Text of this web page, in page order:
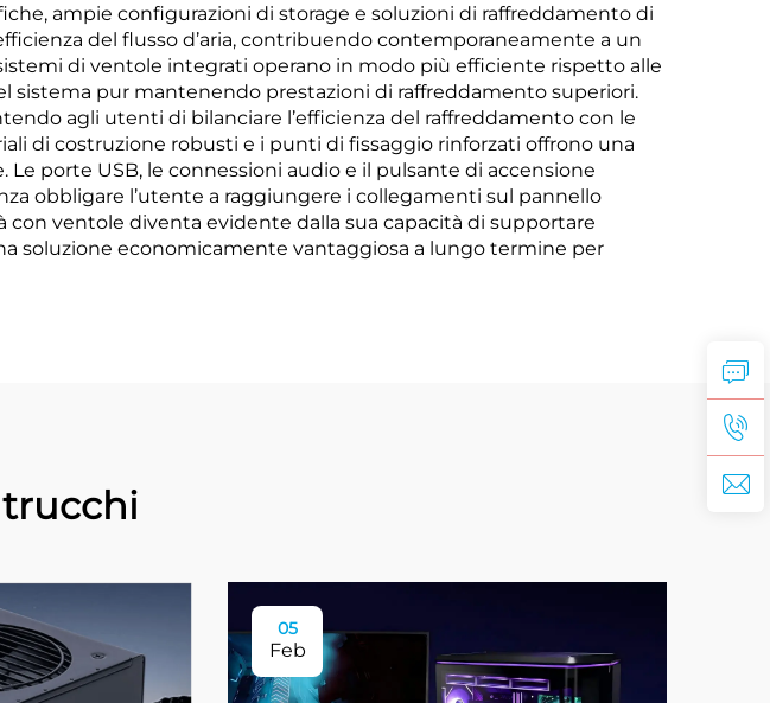
ampie configurazioni di storage e soluzioni di raffreddamento di
del flusso d’aria, contribuendo contemporaneamente a un
di ventole integrati operano in modo più efficiente rispetto alle
pur mantenendo prestazioni di raffreddamento superiori.
agli utenti di bilanciare l’efficienza del raffreddamento con le
di costruzione robusti e i punti di fissaggio rinforzati offrono una
porte USB, le connessioni audio e il pulsante di accensione
obbligare l’utente a raggiungere i collegamenti sul pannello
con ventole diventa evidente dalla sua capacità di supportare
soluzione economicamente vantaggiosa a lungo termine per
05
Feb